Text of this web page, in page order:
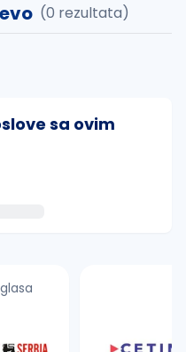
(0 rezultata)
sa ovim